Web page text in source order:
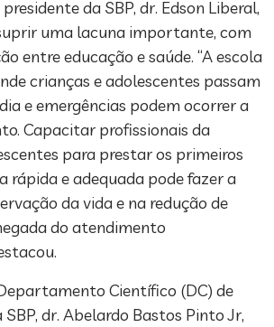
da SBP, dr. Edson Liberal,
uma lacuna importante, com
entre educação e saúde. “A escola
crianças e adolescentes passam
e emergências podem ocorrer a
Capacitar profissionais da
para prestar os primeiros
rápida e adequada pode fazer a
da vida e na redução de
do atendimento
Científico (DC) de
SBP, dr. Abelardo Bastos Pinto Jr,